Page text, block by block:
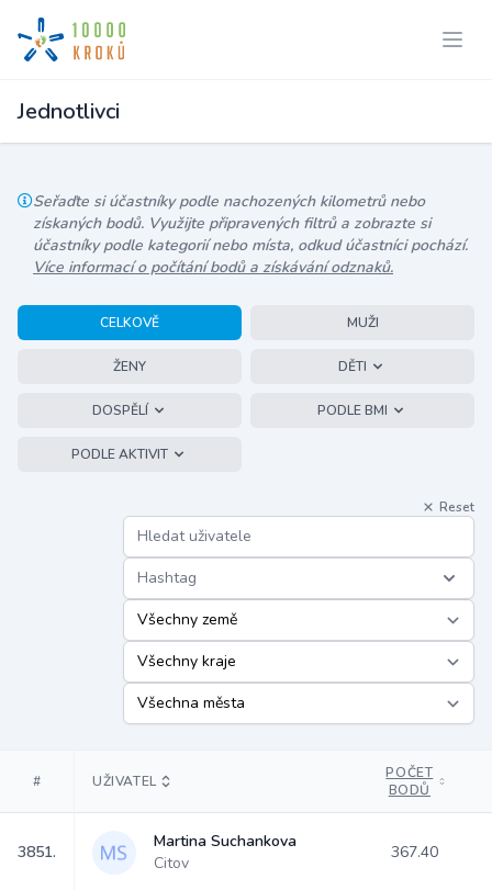
Jednotlivci
Seřaďte si účastníky podle nachozených kilometrů nebo
získaných bodů. Využijte připravených filtrů a zobrazte si
účastníky podle kategorií nebo místa, odkud účastníci pochází.
Více informací o počítání bodů a získávání odznaků.
CELKOVĚ MUŽI
ŽENY DĚTI
DOSPĚLÍ PODLE BMI
PODLE AKTIVIT
Reset
Hashtag
# UŽIVATEL
POČET
BODŮ
3851.
Martina Suchankova
Citov
367.40